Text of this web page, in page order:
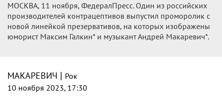
МОСКВА, 11 ноября, ФедералПресс. Один из российских
производителей контрацептивов выпустил проморолик с
новой линейкой презервативов, на которых изображены
юморист Максим Галкин* и музыкант Андрей Макаревич*.
МАКАРЕВИЧ | Рок
10 ноября 2023, 17:30